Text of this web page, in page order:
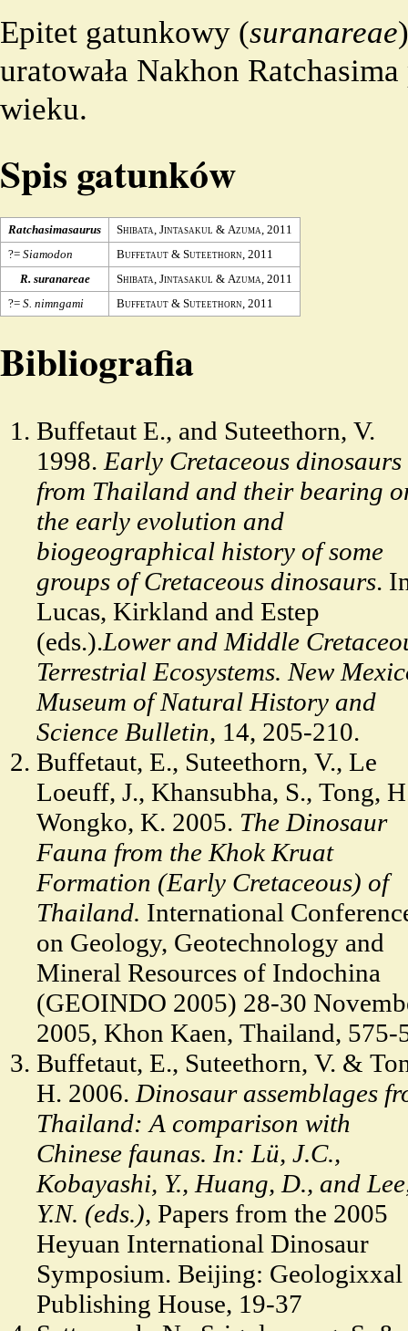
Epitet gatunkowy (suranareae
uratowała Nakhon
wieku.
Spis gatunków
Ratchasimasaurus Shibata Jintasakul & Azuma 2011
?= Siamodon Buffetaut & Suteethorn 2011
R. suranareae
Shibata Jintasakul & Azuma 2011
?= S. nimngami Buffetaut & Suteethorn 2011
Bibliografia
Buffetaut E., and Suteethorn, V.
1998. Early Cretaceous dinosaurs
from Thailand and their bearing
the early evolution and
biogeographical history of some
groups of Cretaceous dinosaurs.
Lucas, Kirkland and Estep
(eds.).Lower and Middle
Terrestrial Ecosystems. New
Museum of Natural History and
Science Bulletin, 14, 205-210.
Buffetaut, E., Suteethorn, V., Le
Loeuff, J., Khansubha, S., Tong,
Wongko, K. 2005. The Dinosaur
Fauna from the Khok Kruat
Formation (Early Cretaceous) of
Thailand. International
on Geology, Geotechnology and
Mineral Resources of Indochina
(GEOINDO 2005) 28-30
2005, Khon Kaen, Thailand, 575-
Buffetaut, E., Suteethorn, V. &
H. 2006. Dinosaur assemblages
Thailand: A comparison with
Chinese faunas. In: Lü, J.C.,
Kobayashi, Y., Huang, D., and
Y.N. (eds.), Papers from the 2005
Heyuan International Dinosaur
Symposium. Beijing: Geologixxal
Publishing House, 19-37